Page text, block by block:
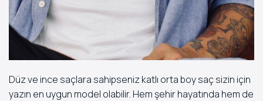
Düz ve ince saçlara sahipseniz katlı orta boy saç sizin için
yazın en uygun model olabilir. Hem şehir hayatında hem de